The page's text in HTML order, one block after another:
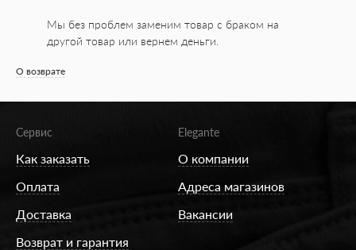
Мы без проблем заменим товар с браком на
другой товар или вернем деньги.
О возврате
Сервис
Как заказать
Оплата
Доставка
Возврат и гарантия
Elegante
О компании
Адреса магазинов
Вакансии